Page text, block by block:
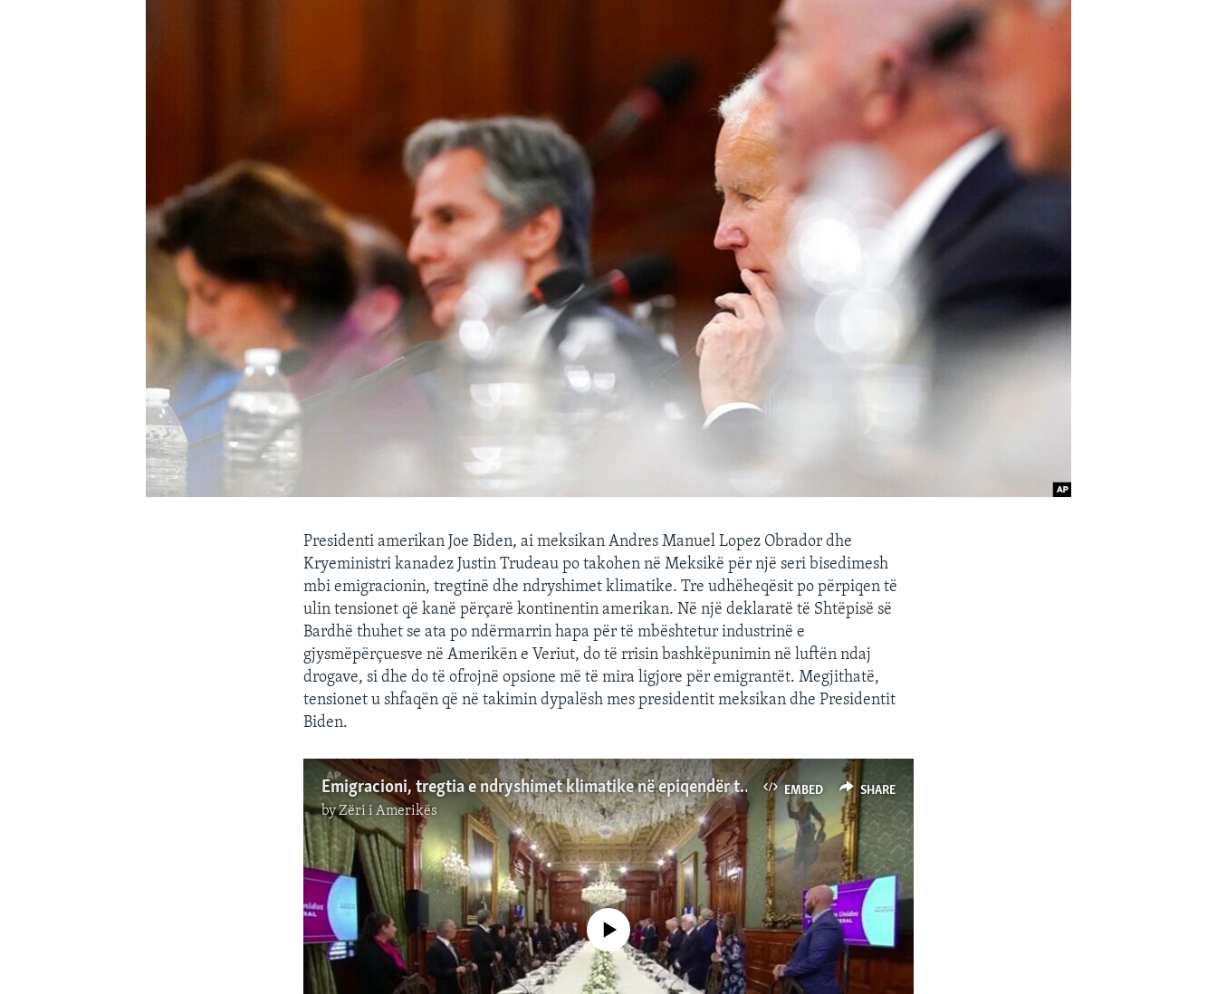
Presidenti amerikan Joe Biden, ai meksikan Andres Manuel Lopez Obrador dhe
Kryeministri kanadez Justin Trudeau po takohen në Meksikë për një seri bisedimesh
mbi emigracionin, tregtinë dhe ndryshimet klimatike. Tre udhëheqësit po përpiqen të
ulin tensionet që kanë përçarë kontinentin amerikan. Në një deklaratë të Shtëpisë së
Bardhë thuhet se ata po ndërmarrin hapa për të mbështetur industrinë e
gjysmëpërçuesve në Amerikën e Veriut, do të rrisin bashkëpunimin në luftën ndaj
drogave, si dhe do të ofrojnë opsione më të mira ligjore për emigrantët. Megjithatë,
tensionet u shfaqën që në takimin dypalësh mes presidentit meksikan dhe Presidentit
Biden.
EMBED SHARE
Emigracioni, tregtia e ndryshimet klimatike në epiqendër të takimit në Meksikë
byZëri i Amerikës
No media source currently available